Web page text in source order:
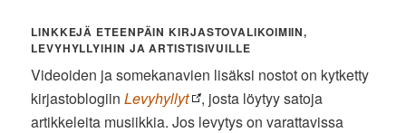
LINKKEJÄ ETEENPÄIN KIRJASTOVALIKOIMIIN,
LEVYHYLLYIHIN JA ARTISTISIVUILLE
Videoiden ja somekanavien lisäksi nostot on kytketty
kirjastoblogiinLevyhyllyt
, josta löytyy satoja
artikkeleita musiikkia. Jos levytys on varattavissa